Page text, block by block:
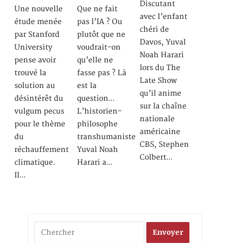
Une nouvelle
étude menée
par Stanford
University
pense avoir
trouvé la
solution au
désintérêt du
vulgum pecus
pour le thème
du
réchauffement
climatique.
Il…
Que ne fait
pas l’IA ? Ou
plutôt que ne
voudrait-on
qu’elle ne
fasse pas ? Là
est la
question…
L’historien-
philosophe
transhumaniste
Yuval Noah
Harari a…
Discutant
avec l’enfant
chéri de
Davos, Yuval
Noah Harari
lors du The
Late Show
qu’il anime
sur la chaîne
nationale
américaine
CBS, Stephen
Colbert…